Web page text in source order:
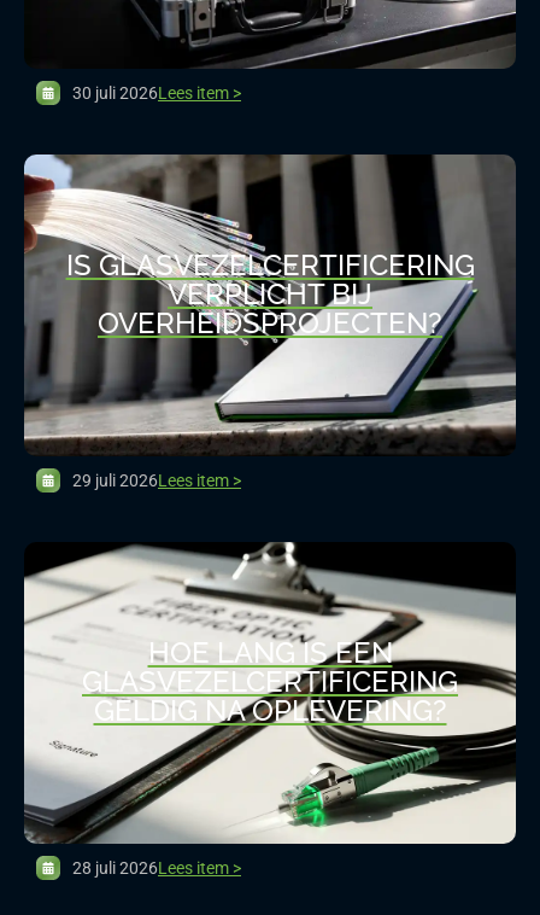
30 juli 2026Lees item >
IS GLASVEZELCERTIFICERING
VERPLICHT BIJ
OVERHEIDSPROJECTEN?
29 juli 2026Lees item >
HOE LANG IS EEN
GLASVEZELCERTIFICERING
GELDIG NA OPLEVERING?
28 juli 2026Lees item >